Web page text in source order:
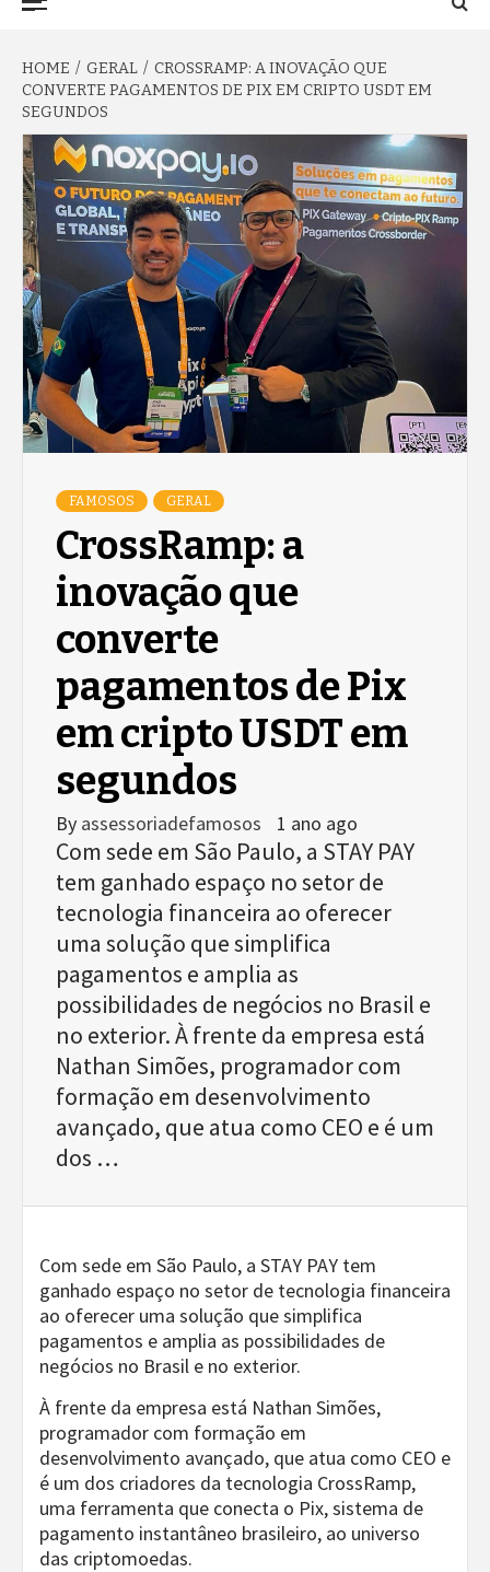
HOME GERAL
CROSSRAMP: A INOVAÇÃO QUE
CONVERTE PAGAMENTOS DE PIX EM CRIPTO USDT EM
SEGUNDOS
FAMOSOS GERAL
CrossRamp: a
inovação que
converte
pagamentos de Pix
em cripto USDT em
segundos
By assessoriadefamosos 1 ano ago
Com sede em São Paulo, a STAY PAY
tem ganhado espaço no setor de
tecnologia financeira ao oferecer
uma solução que simplifica
pagamentos e amplia as
possibilidades de negócios no Brasil e
no exterior. À frente da empresa está
Nathan Simões, programador com
formação em desenvolvimento
avançado, que atua como CEO e é um
dos …
Com sede em São Paulo, a STAY PAY tem
ganhado espaço no setor de tecnologia financeira
ao oferecer uma solução que simplifica
pagamentos e amplia as possibilidades de
negócios no Brasil e no exterior.
À frente da empresa está Nathan Simões,
programador com formação em
desenvolvimento avançado, que atua como CEO e
é um dos criadores da tecnologia CrossRamp,
uma ferramenta que conecta o Pix, sistema de
pagamento instantâneo brasileiro, ao universo
das criptomoedas.